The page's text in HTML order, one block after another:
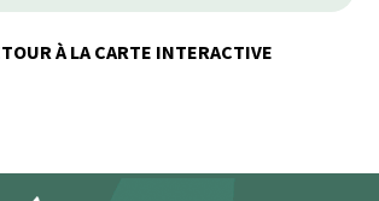
À LA CARTE INTERACTIVE